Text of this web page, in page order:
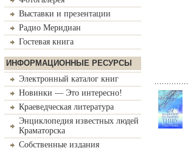
Выставки и презентации
Радио Меридиан
Гостевая книга
ИНФОРМАЦИОННЫЕ РЕСУРСЫ
Электронный каталог книг
Новинки — Это интересно!
Краеведческая литература
Энциклопедия известных людей
Краматорска
Собственные издания